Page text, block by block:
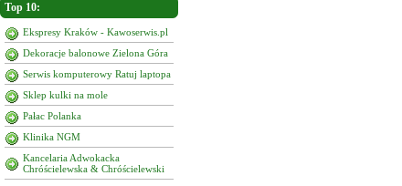
Top 10:
Ekspresy Kraków - Kawoserwis.pl
Dekoracje balonowe Zielona Góra
Serwis komputerowy Ratuj laptopa
Sklep kulki na mole
Pałac Polanka
Klinika NGM
Kancelaria Adwokacka
Chróścielewska & Chróścielewski